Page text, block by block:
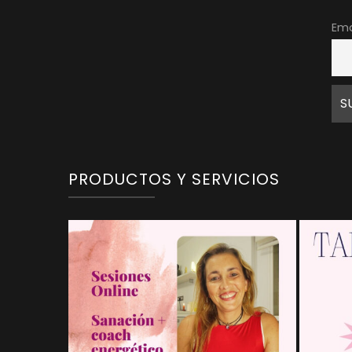
PRODUCTOS Y SERVICIOS